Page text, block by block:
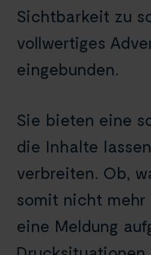
Sichtbarkeit zu
vollwertiges
eingebunden.
Sie bieten eine
die Inhalte
verbreiten. Ob,
somit nicht mehr
eine Meldung